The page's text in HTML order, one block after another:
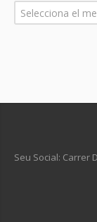
Arxius
Selecciona el
Seu Social: Carrer